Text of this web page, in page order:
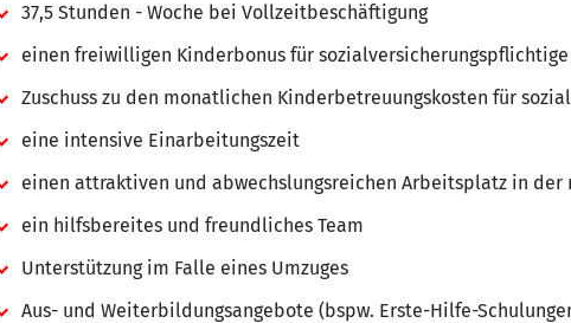
37,5 Stunden - Woche bei Vollzeitbeschäftigung
einen freiwilligen Kinderbonus für sozialversicherungspflichtige
Zuschuss zu den monatlichen Kinderbetreuungskosten für
eine intensive Einarbeitungszeit
einen attraktiven und abwechslungsreichen Arbeitsplatz in der
ein hilfsbereites und freundliches Team
Unterstützung im Falle eines Umzuges
Aus- und Weiterbildungsangebote (bspw. Erste-Hilfe-